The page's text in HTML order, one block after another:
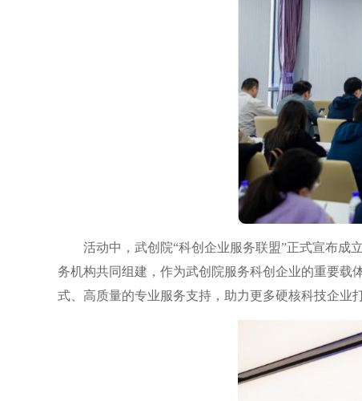
活动中，武创院“科创企业服务联盟”正式宣布成
务机构共同组建，作为武创院服务科创企业的重要载
式、高质量的专业服务支持，助力更多硬核科技企业